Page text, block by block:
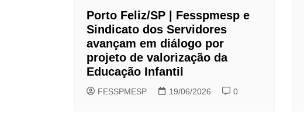
Porto Feliz/SP | Fesspmesp e
Sindicato dos Servidores
avançam em diálogo por
projeto de valorização da
Educação Infantil
FESSPMESP 19/06/2026 0